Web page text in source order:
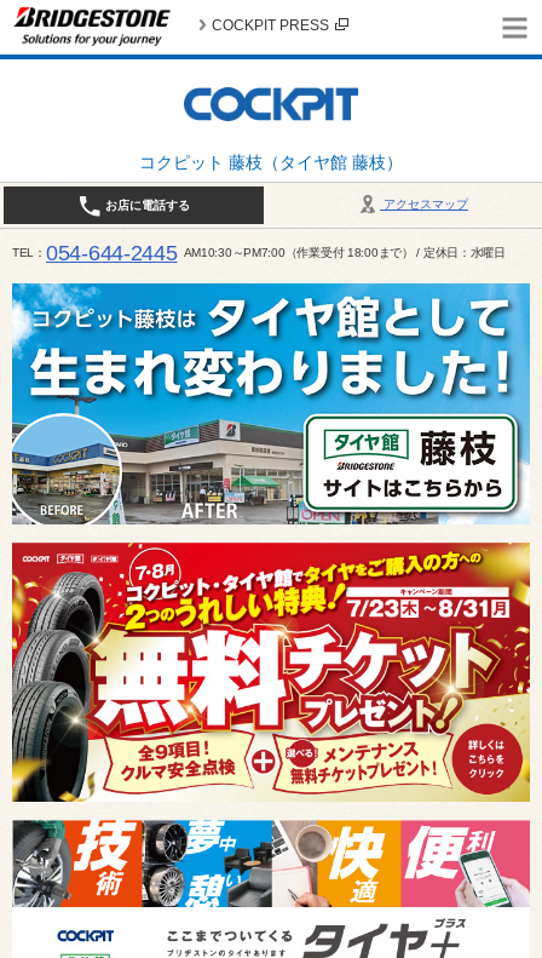
コクピット 藤枝（タイヤ館 藤枝）
COCKPIT PRESS
アクセスマップ
お店に電話する
TEL 054-644-2445 AM10:30～PM7:00（作業受付 18:00まで） / 定休日：水曜日